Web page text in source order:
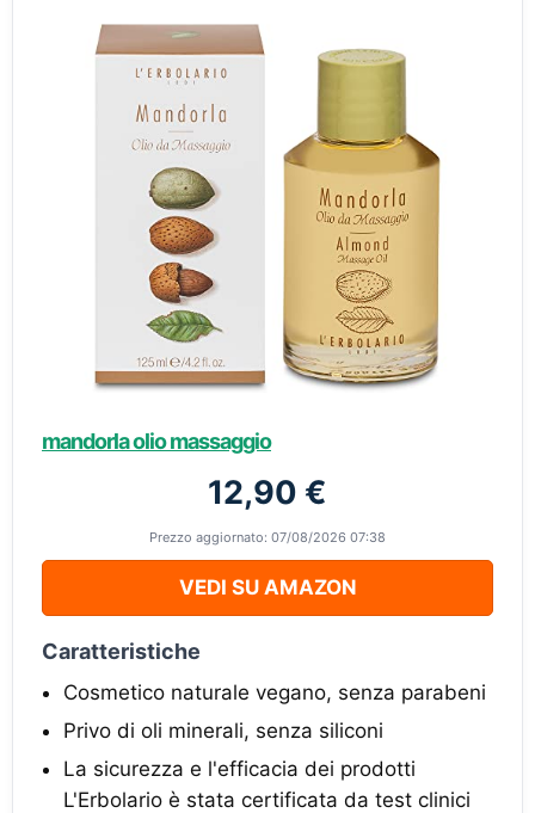
mandorla olio massaggio
12,90 €
Prezzo aggiornato: 07/08/2026 07:38
VEDI SU AMAZON
Caratteristiche
Cosmetico naturale vegano, senza parabeni
Privo di oli minerali, senza siliconi
La sicurezza e l'efficacia dei prodotti
L'Erbolario è stata certificata da test clinici